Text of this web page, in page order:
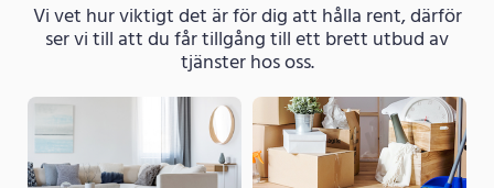
Vi vet hur viktigt det är för dig att hålla rent, därför
ser vi till att du får tillgång till ett brett utbud av
tjänster hos oss.